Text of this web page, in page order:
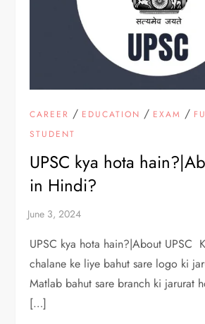
CAREER / EDUCATION / EXAM /
STUDENT
UPSC kya hota
in Hindi?
UPSC kya hota hain?|About UPSC
chalane ke liye bahut sare logo ki
Matlab bahut sare branch ki jarurat
[…]